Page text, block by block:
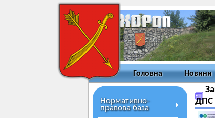
Головна Новини
Нормативно-
правова база
ДПС